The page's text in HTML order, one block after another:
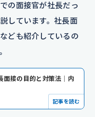
の面接官が社長だっ
しています。社長面
ども紹介しているの
面接の目的と対策法｜内
記事を読む